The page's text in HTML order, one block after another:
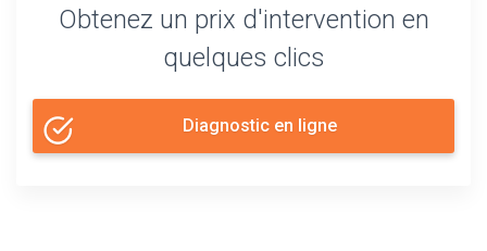
Obtenez un prix d'intervention en
quelques clics
Diagnostic en ligne